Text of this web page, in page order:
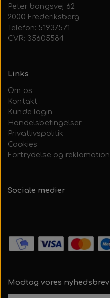
Peter bangsvej 62
2000 Frederiksberg
Telefon: 51937571
CVR: 35605584
Links
Om os
Kontakt
Kunde login
Handelsbetingelser
Privatlivspolitik
Cookies
Fortrydelse og reklamation
Sociale medier
Modtag vores